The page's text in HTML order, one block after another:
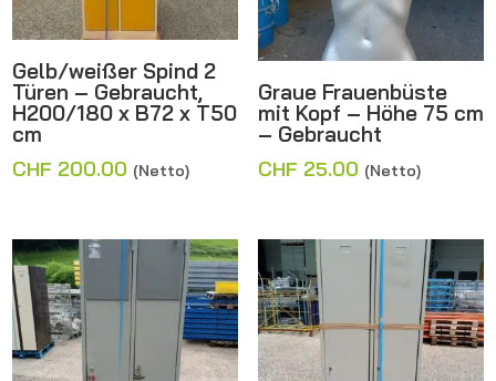
Gelb/weißer Spind 2
Türen – Gebraucht,
H200/180 x B72 x T50
cm
CHF 200.00 (Netto)
Graue Frauenbüste
mit Kopf – Höhe 75 cm
– Gebraucht
CHF 25.00 (Netto)